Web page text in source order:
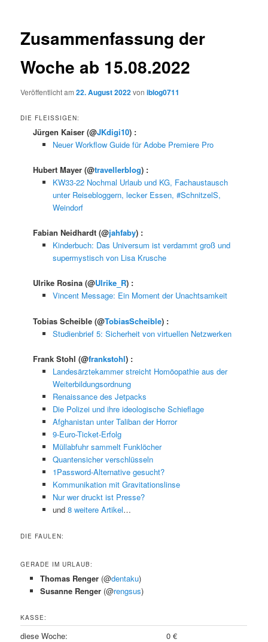
Zusammenfassung der
Woche ab 15.08.2022
Veröffentlicht am22. August 2022voniblog0711
DIE FLEISSIGEN:
Jürgen Kaiser(@JKdigi10) :
Neuer Workflow Guide für Adobe Premiere Pro
Hubert Mayer(@travellerblog) :
KW33-22 Nochmal Urlaub und KG, Fachaustausch
unter Reisebloggern, lecker Essen, #SchnitzelS,
Weindorf
Fabian Neidhardt(@jahfaby) :
Kinderbuch: Das Universum ist verdammt groß und
supermystisch von Lisa Krusche
Ulrike Rosina(@Ulrike_R) :
Vincent Message: Ein Moment der Unachtsamkeit
Tobias Scheible(@TobiasScheible) :
Studienbrief 5: Sicherheit von virtuellen Netzwerken
Frank Stohl(@frankstohl) :
Landesärztekammer streicht Homöopathie aus der
Weiterbildungsordnung
Renaissance des Jetpacks
Die Polizei und ihre ideologische Schieflage
Afghanistan unter Taliban der Horror
9-Euro-Ticket-Erfolg
Müllabfuhr sammelt Funklöcher
Quantensicher verschlüsseln
1Password-Alternative gesucht?
Kommunikation mit Gravitationslinse
Nur wer druckt ist Presse?
und 8 weitere Artikel…
DIE FAULEN:
GERADE IM URLAUB:
Thomas Renger (@dentaku)
Susanne Renger (@rengsus)
KASSE:
diese Woche:
0 €